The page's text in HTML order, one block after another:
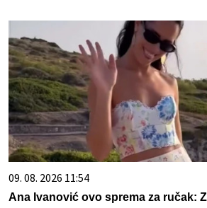
09. 08. 2026 11:54
Ana Ivanović ovo sprema za ručak: